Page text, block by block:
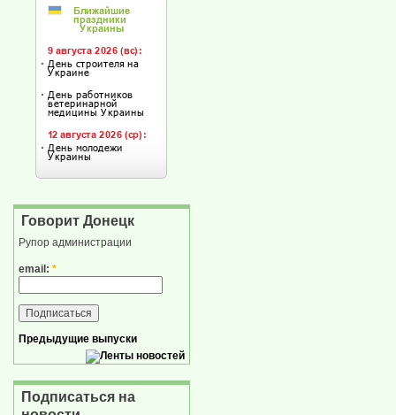
Говорит Донецк
Рупор администрации
email: *
Предыдущие выпуски
Подписаться на